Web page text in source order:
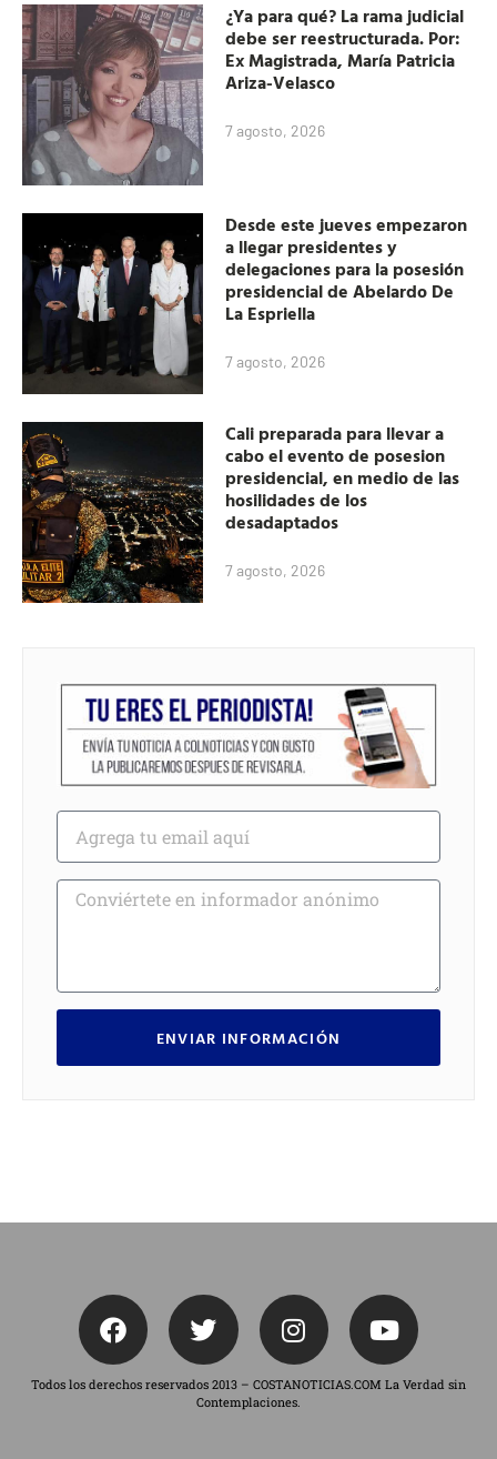
¿Ya para qué? La rama judicial
debe ser reestructurada. Por:
Ex Magistrada, María Patricia
Ariza-Velasco
7 agosto, 2026
Desde este jueves empezaron
a llegar presidentes y
delegaciones para la posesión
presidencial de Abelardo De
La Espriella
7 agosto, 2026
Cali preparada para llevar a
cabo el evento de posesion
presidencial, en medio de las
hosilidades de los
desadaptados
7 agosto, 2026
ENVIAR INFORMACIÓN
Todos los derechos reservados 2013 – COSTANOTICIAS.COM La Verdad sin
Contemplaciones.